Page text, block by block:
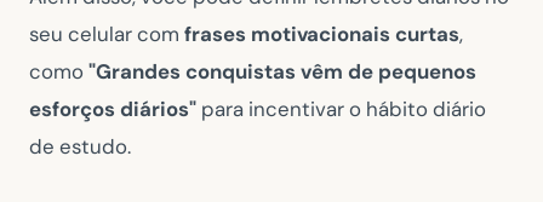
seu celular com frases motivacionais curtas,
como "Grandes conquistas vêm de pequenos
esforços diários" para incentivar o hábito diário
de estudo.